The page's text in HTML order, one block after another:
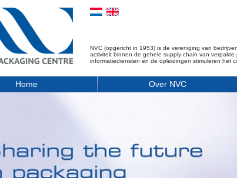
NVC (opgericht in 1953) is de vereniging van
activiteit binnen de gehele supply chain van
informatiediensten en de opleidingen stimuleren het
Home Over NVC